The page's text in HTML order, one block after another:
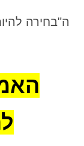
ה"בחירה